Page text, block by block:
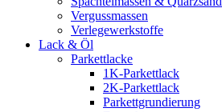
Vergussmassen
Verlegewerkstoffe
Lack & Öl
Parkettlacke
1K-Parkettlack
2K-Parkettlack
Parkettgrundierung